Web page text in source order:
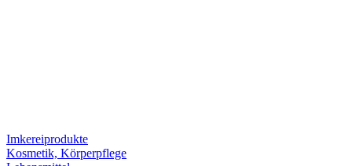
Imkereiprodukte
Kosmetik, Körperpflege